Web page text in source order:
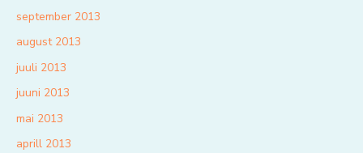
september 2013
august 2013
juuli 2013
juuni 2013
mai 2013
aprill 2013